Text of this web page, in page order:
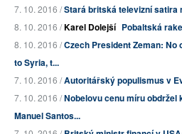
7. 10. 2016 /Stará britská televizní satira
8. 10. 2016 /Karel Dolejší Pobaltská
8. 10. 2016 /Czech President Zeman:
to Syria, t...
7. 10. 2016 /Autoritářský populismus v
7. 10. 2016 /Nobelovu cenu míru
Manuel Santos...